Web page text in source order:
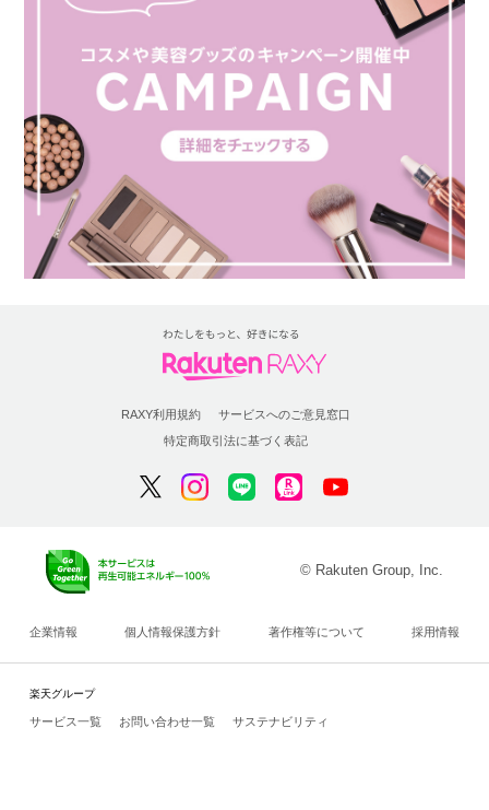
RAXY利用規約
サービスへのご意見窓口
特定商取引法に基づく表記
© Rakuten Group, Inc.
企業情報 個人情報保護方針 著作権等について 採用情報
楽天グループ
サービス一覧 お問い合わせ一覧 サステナビリティ